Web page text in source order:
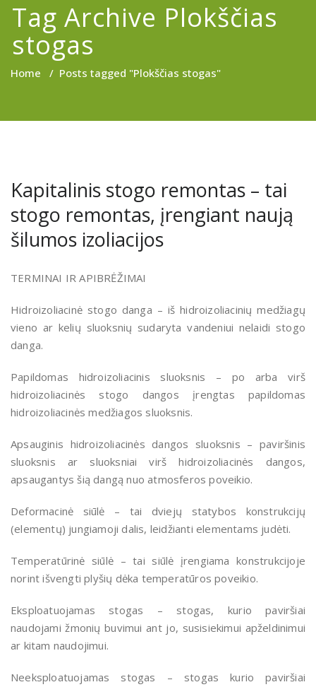
Tag Archive Plokščias
stogas
Home / Posts tagged "Plokščias stogas"
Kapitalinis stogo remontas – tai
stogo remontas, įrengiant naują
šilumos izoliacijos
TERMINAI IR APIBRĖŽIMAI
Hidroizoliacinė stogo danga – iš hidroizoliacinių medžiagų
vieno ar kelių sluoksnių sudaryta vandeniui nelaidi stogo
danga.
Papildomas hidroizoliacinis sluoksnis – po arba virš
hidroizoliacinės stogo dangos įrengtas papildomas
hidroizoliacinės medžiagos sluoksnis.
Apsauginis hidroizoliacinės dangos sluoksnis – paviršinis
sluoksnis ar sluoksniai virš hidroizoliacinės dangos,
apsaugantys šią dangą nuo atmosferos poveikio.
Deformacinė siūlė – tai dviejų statybos konstrukcijų
(elementų) jungiamoji dalis, leidžianti elementams judėti.
Temperatūrinė siūlė – tai siūlė įrengiama konstrukcijoje
norint išvengti plyšių dėka temperatūros poveikio.
Eksploatuojamas stogas – stogas, kurio paviršiai
naudojami žmonių buvimui ant jo, susisiekimui apželdinimui
ar kitam naudojimui.
Neeksploatuojamas stogas – stogas kurio paviršiai